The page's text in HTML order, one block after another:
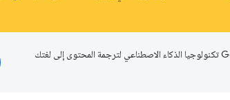
تستخدم Google تكنولوجيا الذكاء الاصطناعي لترجمة المحتوى إلى لغتك